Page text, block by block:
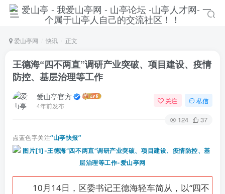
爱山亭网 快讯 正文
王德海“四不两直”调研产业突破、项目建设、疫情
防控、基层治理等工作
爱山亭官方
4年前发布
关注 私信
124 37
点蓝色字关注“山亭快报”
10月14日，区委书记王德海轻车简从，以“四不